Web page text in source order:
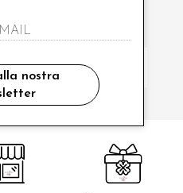
NEWSLETTER
privacy.
nostra